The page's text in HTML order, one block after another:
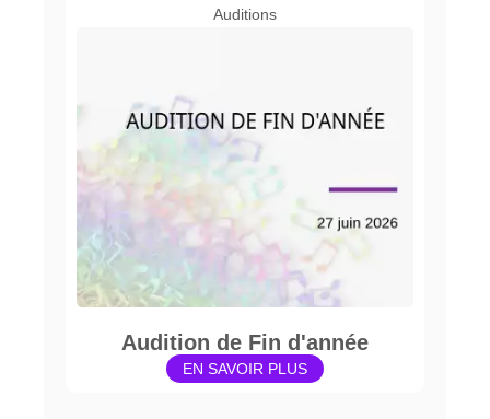
Auditions
Audition de Fin d'année
EN SAVOIR PLUS